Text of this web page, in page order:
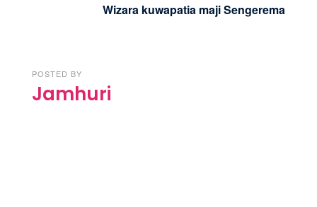
Wizara kuwapatia maji Sengerema
POSTED BY
Jamhuri